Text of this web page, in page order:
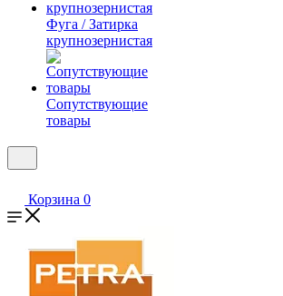
Фуга / Затирка
крупнозернистая
Сопутствующие
товары
Корзина 0